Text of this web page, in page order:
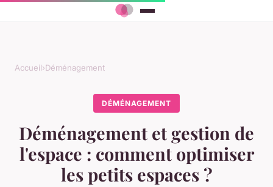
Accueil›Déménagement
DÉMÉNAGEMENT
Déménagement et gestion de
l'espace : comment optimiser
les petits espaces ?